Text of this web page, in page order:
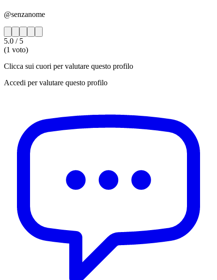
@senzanome
5.0 / 5
(1 voto)
Clicca sui cuori per valutare questo profilo
Accedi per valutare questo profilo